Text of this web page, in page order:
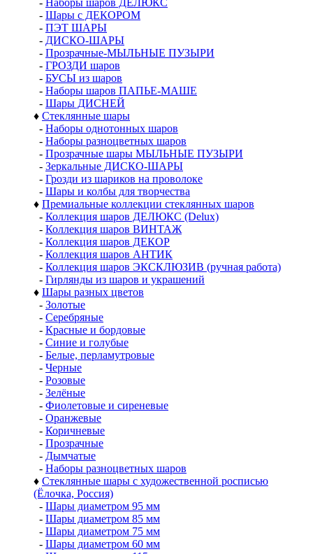
- Наборы шаров ДЕЛЮКС
- Шары с ДЕКОРОМ
- ПЭТ ШАРЫ
- ДИСКО-ШАРЫ
- Прозрачные-МЫЛЬНЫЕ ПУЗЫРИ
- ГРОЗДИ шаров
- БУСЫ из шаров
- Наборы шаров ПАПЬЕ-МАШЕ
- Шары ДИСНЕЙ
♦ Стеклянные шары
- Наборы однотонных шаров
- Наборы разноцветных шаров
- Прозрачные шары МЫЛЬНЫЕ ПУЗЫРИ
- Зеркальные ДИСКО-ШАРЫ
- Грозди из шариков на проволоке
- Шары и колбы для творчества
♦ Премиальные коллекции стеклянных шаров
- Коллекция шаров ДЕЛЮКС (Delux)
- Коллекция шаров ВИНТАЖ
- Коллекция шаров ДЕКОР
- Коллекция шаров АНТИК
- Коллекция шаров ЭКСКЛЮЗИВ (ручная работа)
- Гирлянды из шаров и украшений
♦ Шары разных цветов
- Золотые
- Серебряные
- Красные и бордовые
- Синие и голубые
- Белые, перламутровые
- Черные
- Розовые
- Зелёные
- Фиолетовые и сиреневые
- Оранжевые
- Коричневые
- Прозрачные
- Дымчатые
- Наборы разноцветных шаров
♦ Стеклянные шары с художественной росписью
(Ёлочка, Россия)
- Шары диаметром 95 мм
- Шары диаметром 85 мм
- Шары диаметром 75 мм
- Шары диаметром 60 мм